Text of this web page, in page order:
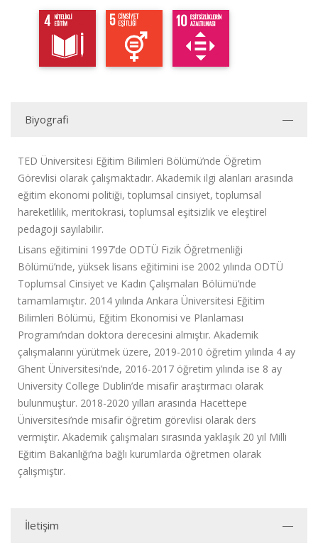
Biyografi
TED Üniversitesi Eğitim Bilimleri Bölümü’nde Öğretim
Görevlisi olarak çalışmaktadır. Akademik ilgi alanları arasında
eğitim ekonomi politiği, toplumsal cinsiyet, toplumsal
hareketlilik, meritokrasi, toplumsal eşitsizlik ve eleştirel
pedagoji sayılabilir.
Lisans eğitimini 1997’de ODTÜ Fizik Öğretmenliği
Bölümü’nde, yüksek lisans eğitimini ise 2002 yılında ODTÜ
Toplumsal Cinsiyet ve Kadın Çalışmaları Bölümü’nde
tamamlamıştır. 2014 yılında Ankara Üniversitesi Eğitim
Bilimleri Bölümü, Eğitim Ekonomisi ve Planlaması
Programı’ndan doktora derecesini almıştır. Akademik
çalışmalarını yürütmek üzere, 2019-2010 öğretim yılında 4 ay
Ghent Üniversitesi’nde, 2016-2017 öğretim yılında ise 8 ay
University College Dublin’de misafir araştırmacı olarak
bulunmuştur. 2018-2020 yılları arasında Hacettepe
Üniversitesi’nde misafir öğretim görevlisi olarak ders
vermiştir. Akademik çalışmaları sırasında yaklaşık 20 yıl Milli
Eğitim Bakanlığı’na bağlı kurumlarda öğretmen olarak
çalışmıştır.
İletişim